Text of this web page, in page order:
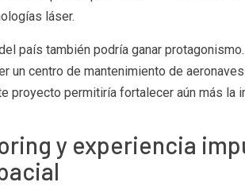
láser.
país también podría ganar
un centro de mantenimiento de
proyecto permitiría fortalecer aún más la
y experiencia